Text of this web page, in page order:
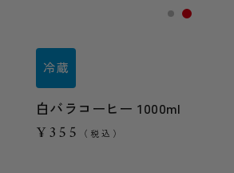
白バラコーヒー 1000ml
¥355 （税込）